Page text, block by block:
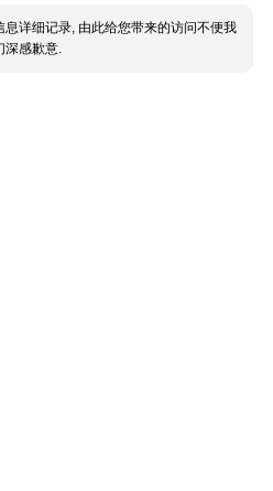
息详细记录, 由此给您带来的访问不便我
深感歉意.